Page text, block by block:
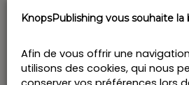
verschaft tot het attest dat
Bruno Maes & Paul Wouters
Jean DE CODT, Ludovic DE
KnopsPublishing vous souhaite la
Afin de vous offrir une
utilisons des cookies, qui nous